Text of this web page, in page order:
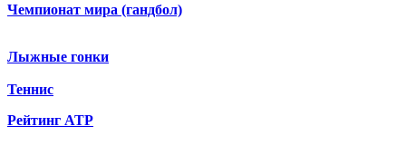
Чемпионат мира (гандбол)
Лыжные гонки
Теннис
Рейтинг ATP